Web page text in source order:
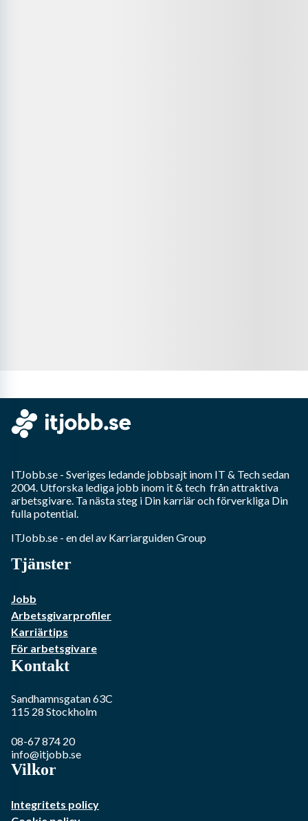
ITJobb.se - Sveriges ledande jobbsajt inom IT & Techsedan
2004. Utforska lediga jobb inom it & tech från attraktiva
arbetsgivare. Ta nästa steg i Din karriär och förverkliga Din
fulla potential.
ITJobb.se - en del av Karriarguiden Group
Tjänster
Jobb
Arbetsgivarprofiler
Karriärtips
För arbetsgivare
Kontakt
Sandhamnsgatan 63C
115 28 Stockholm
08-67 874 20
info@itjobb.se
Vilkor
Integritets policy